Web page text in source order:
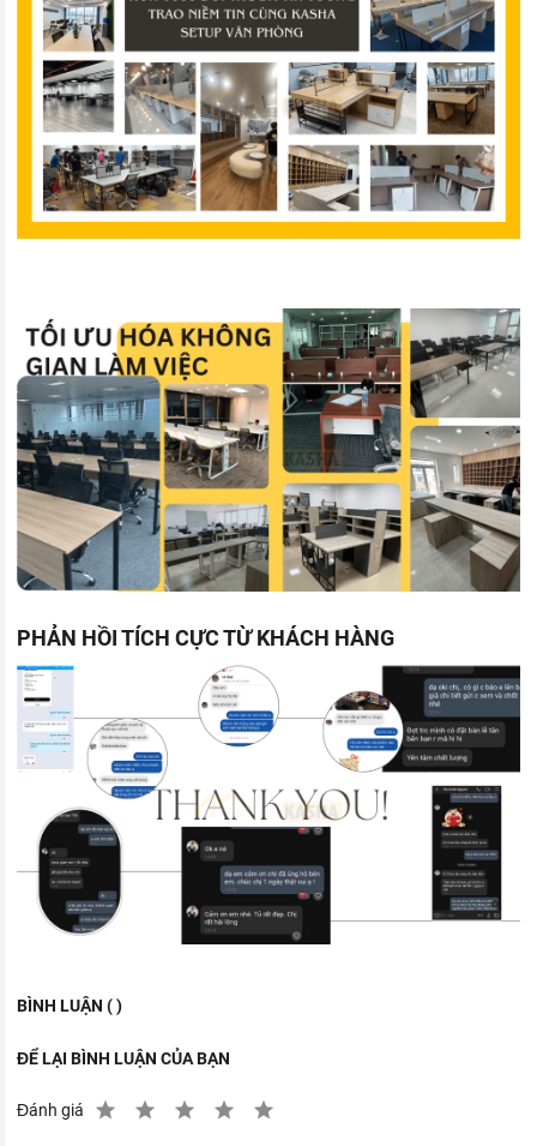
PHẢN HỒI TÍCH CỰC TỪ KHÁCH HÀNG
BÌNH LUẬN ( )
ĐỂ LẠI BÌNH LUẬN CỦA BẠN
Đánh giá